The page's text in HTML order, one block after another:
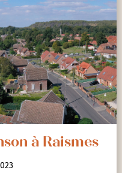
à Raismes